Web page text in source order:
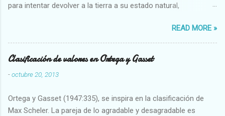
para intentar devolver a la tierra a su estado natural,
READ MORE »
Clasificación de valores en Ortega y Gasset
-octubre 20, 2013
Ortega y Gasset (1947:335), se inspira en la clasificación de
Max Scheler. La pareja de lo agradable y desagradable es